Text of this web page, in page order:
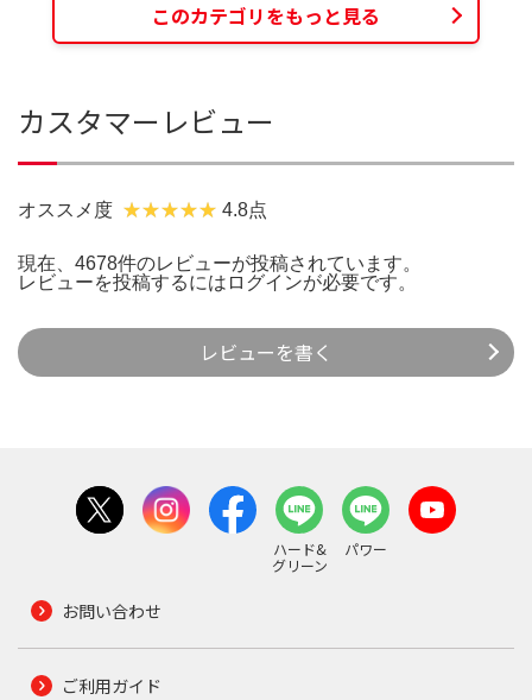
このカテゴリをもっと見る
カスタマーレビュー
オススメ度 4.8点
現在、4678件のレビューが投稿されています。
レビューを投稿するには ログインが必要です。
レビューを書く
ハード&
グリーン
パワー
お問い合わせ
ご利用ガイド